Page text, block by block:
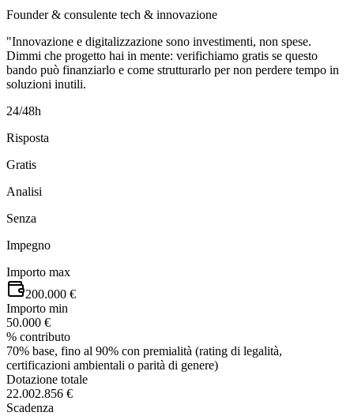
Founder & consulente tech & innovazione
"Innovazione e digitalizzazione sono investimenti, non spese.
Dimmi che progetto hai in mente: verifichiamo gratis se questo
bando può finanziarlo e come strutturarlo per non perdere tempo in
soluzioni inutili.
24/48h
Risposta
Gratis
Analisi
Senza
Impegno
Importo max
200.000 €
Importo min
50.000 €
% contributo
70% base, fino al 90% con premialità (rating di legalità,
certificazioni ambientali o parità di genere)
Dotazione totale
22.002.856 €
Scadenza